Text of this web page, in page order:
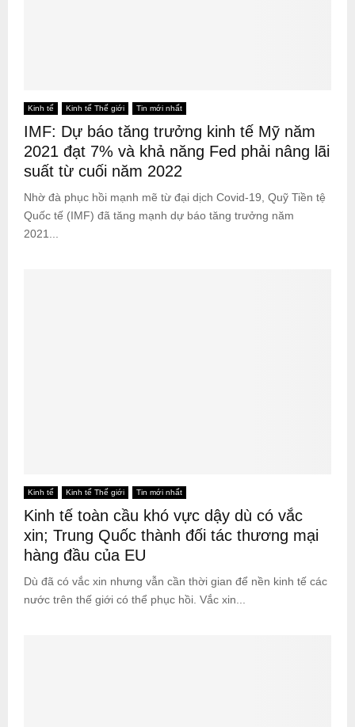
Kinh tế Kinh tế Thế giới Tin mới nhất
IMF: Dự báo tăng trưởng kinh tế Mỹ năm
2021 đạt 7% và khả năng Fed phải nâng lãi
suất từ cuối năm 2022
Nhờ đà phục hồi mạnh mẽ từ đại dịch Covid-19, Quỹ Tiền tệ
Quốc tế (IMF) đã tăng mạnh dự báo tăng trưởng năm
2021...
Kinh tế Kinh tế Thế giới Tin mới nhất
Kinh tế toàn cầu khó vực dậy dù có vắc
xin; Trung Quốc thành đối tác thương mại
hàng đầu của EU
Dù đã có vắc xin nhưng vẫn cần thời gian để nền kinh tế các
nước trên thế giới có thể phục hồi. Vắc xin...